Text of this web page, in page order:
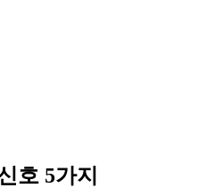
호 5가지